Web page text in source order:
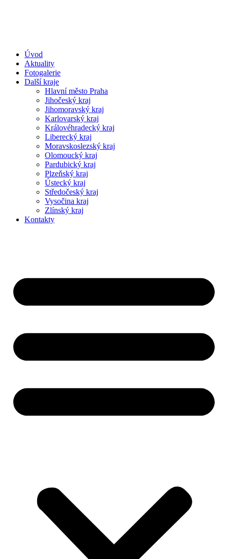
Úvod
Aktuality
Fotogalerie
Další kraje
Hlavní město Praha
Jihočeský kraj
Jihomoravský kraj
Karlovarský kraj
Královéhradecký kraj
Liberecký kraj
Moravskoslezský kraj
Olomoucký kraj
Pardubický kraj
Plzeňský kraj
Ústecký kraj
Středočeský kraj
Vysočina kraj
Zlínský kraj
Kontakty